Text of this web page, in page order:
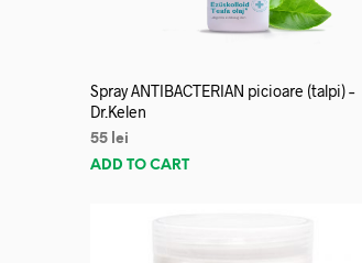
Spray ANTIBACTERIAN picioare (talpi) –
Dr.Kelen
55 lei
ADD TO CART